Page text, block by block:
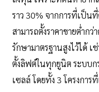
ราว 30% จากการที่เป็น
สามารถตั้งราคาขายต่ำกว่
รักษามาตรฐานสูงไว้ได้ เ
ตั้งลิฟต์ในทุกยูนิต ระบบก
เซลล์ โดยทั้ง 3 โครงการ